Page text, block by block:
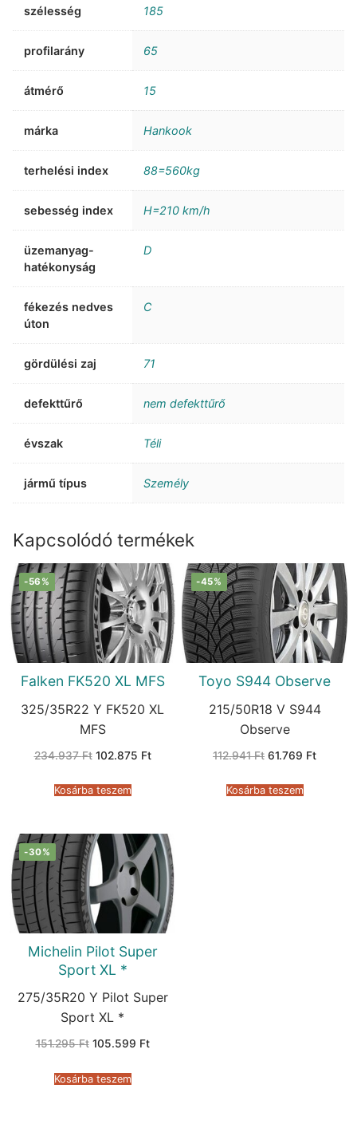
szélesség 185
profilarány 65
átmérő 15
márka Hankook
terhelési index 88=560kg
sebesség index H=210 km/h
üzemanyag-
hatékonyság
D
fékezés nedves
úton
C
gördülési zaj 71
defekttűrő nem defekttűrő
évszak Téli
jármű típus Személy
Kapcsolódó termékek
-56%
Falken FK520 XL MFS
325/35R22 Y FK520 XL
MFS
234.937Ft Original
234.937 Ft.
102.875 FtCurrent
Kosárba teszem
-45%
Toyo S944 Observe
215/50R18 V S944
Observe
112.941Ft Original
112.941 Ft.
61.769 FtCurrent
Kosárba teszem
-30%
Michelin Pilot Super
Sport XL *
275/35R20 Y Pilot Super
Sport XL *
151.295Ft Original
151.295 Ft.
105.599 FtCurrent
Kosárba teszem